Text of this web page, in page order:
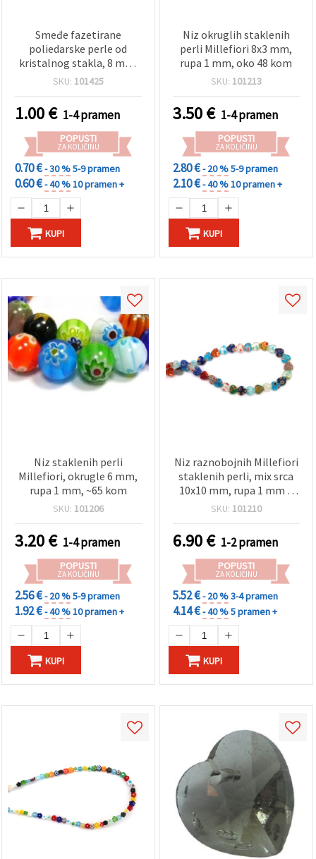
Smeđe fazetirane
poliedarske perle od
kristalnog stakla, 8 mm,
rupa 1 mm – niz 43 kom
narukvica i dekorativnih
rukotvorina
SKU: 101425
1.00€ 1-4 pramen
POPUSTI
ZA KOLIČINU
0.70 €- 30 %5-9 pramen
0.60 €- 40 %10 pramen +
KUPI
Niz okruglih staklenih
perli Millefiori 8x3 mm,
rupa 1 mm, oko 48 kom
SKU: 101213
3.50€ 1-4 pramen
POPUSTI
ZA KOLIČINU
2.80 €- 20 %5-9 pramen
2.10 €- 40 %10 pramen +
KUPI
Niz staklenih perli
Millefiori, okrugle 6 mm,
rupa 1 mm, ~65 kom
SKU: 101206
3.20€ 1-4 pramen
POPUSTI
ZA KOLIČINU
2.56 €- 20 %5-9 pramen
1.92 €- 40 %10 pramen +
KUPI
Niz raznobojnih Millefiori
staklenih perli, mix srca
10x10 mm, rupa 1 mm –
savršeno za izradu nakita,
projekte – ~38 kom
SKU: 101210
6.90€ 1-2 pramen
POPUSTI
ZA KOLIČINU
5.52 €- 20 %3-4 pramen
4.14 €- 40 %5 pramen +
KUPI